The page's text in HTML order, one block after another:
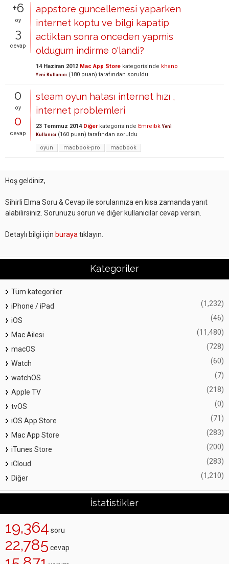
+6
oy
3
cevap
appstore guncellemesi yaparken
internet koptu ve bilgi kapatip
actiktan sonra onceden yapmis
oldugum indirme 0'landi?
14 Haziran 2012 Mac App Store kategorisinde khano
Yeni Kullanıcı (180 puan) tarafından soruldu
0
oy
0
cevap
steam oyun hatası internet hızı ,
internet problemleri
23 Temmuz 2014 Diğerkategorisinde Emreibk Yeni
Kullanıcı (160 puan) tarafından soruldu
oyun
macbook-pro macbook
Hoş geldiniz,
Sihirli Elma Soru & Cevap ile sorularınıza en kısa zamanda yanıt
alabilirsiniz. Sorunuzu sorun ve diğer kullanıcılar cevap versin.
Detaylı bilgi için buraya tıklayın.
Kategoriler
Tüm kategoriler
iPhone / iPad
(1,232)
iOS (46)
Mac Ailesi (11,480)
macOS (728)
Watch (60)
watchOS (7)
Apple TV (218)
tvOS (0)
iOS App Store (71)
Mac App Store (283)
iTunes Store (200)
iCloud (283)
Diğer (1,210)
İstatistikler
19,364 soru
22,785 cevap